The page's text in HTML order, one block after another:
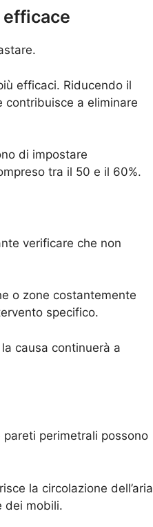
efficaci. Riducendo il
contribuisce a eliminare
di impostare
tra il 50 e il 60%.
verificare che non
o zone costantemente
specifico.
causa continuerà a
perimetrali possono
la circolazione dell’aria
dei mobili.